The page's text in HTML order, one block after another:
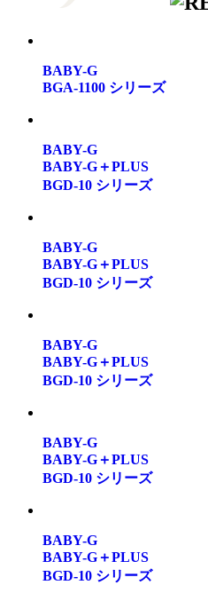
BABY-G
BGA-1100 シリーズ
BABY-G
BABY-G＋PLUS
BGD-10 シリーズ
BABY-G
BABY-G＋PLUS
BGD-10 シリーズ
BABY-G
BABY-G＋PLUS
BGD-10 シリーズ
BABY-G
BABY-G＋PLUS
BGD-10 シリーズ
BABY-G
BABY-G＋PLUS
BGD-10 シリーズ